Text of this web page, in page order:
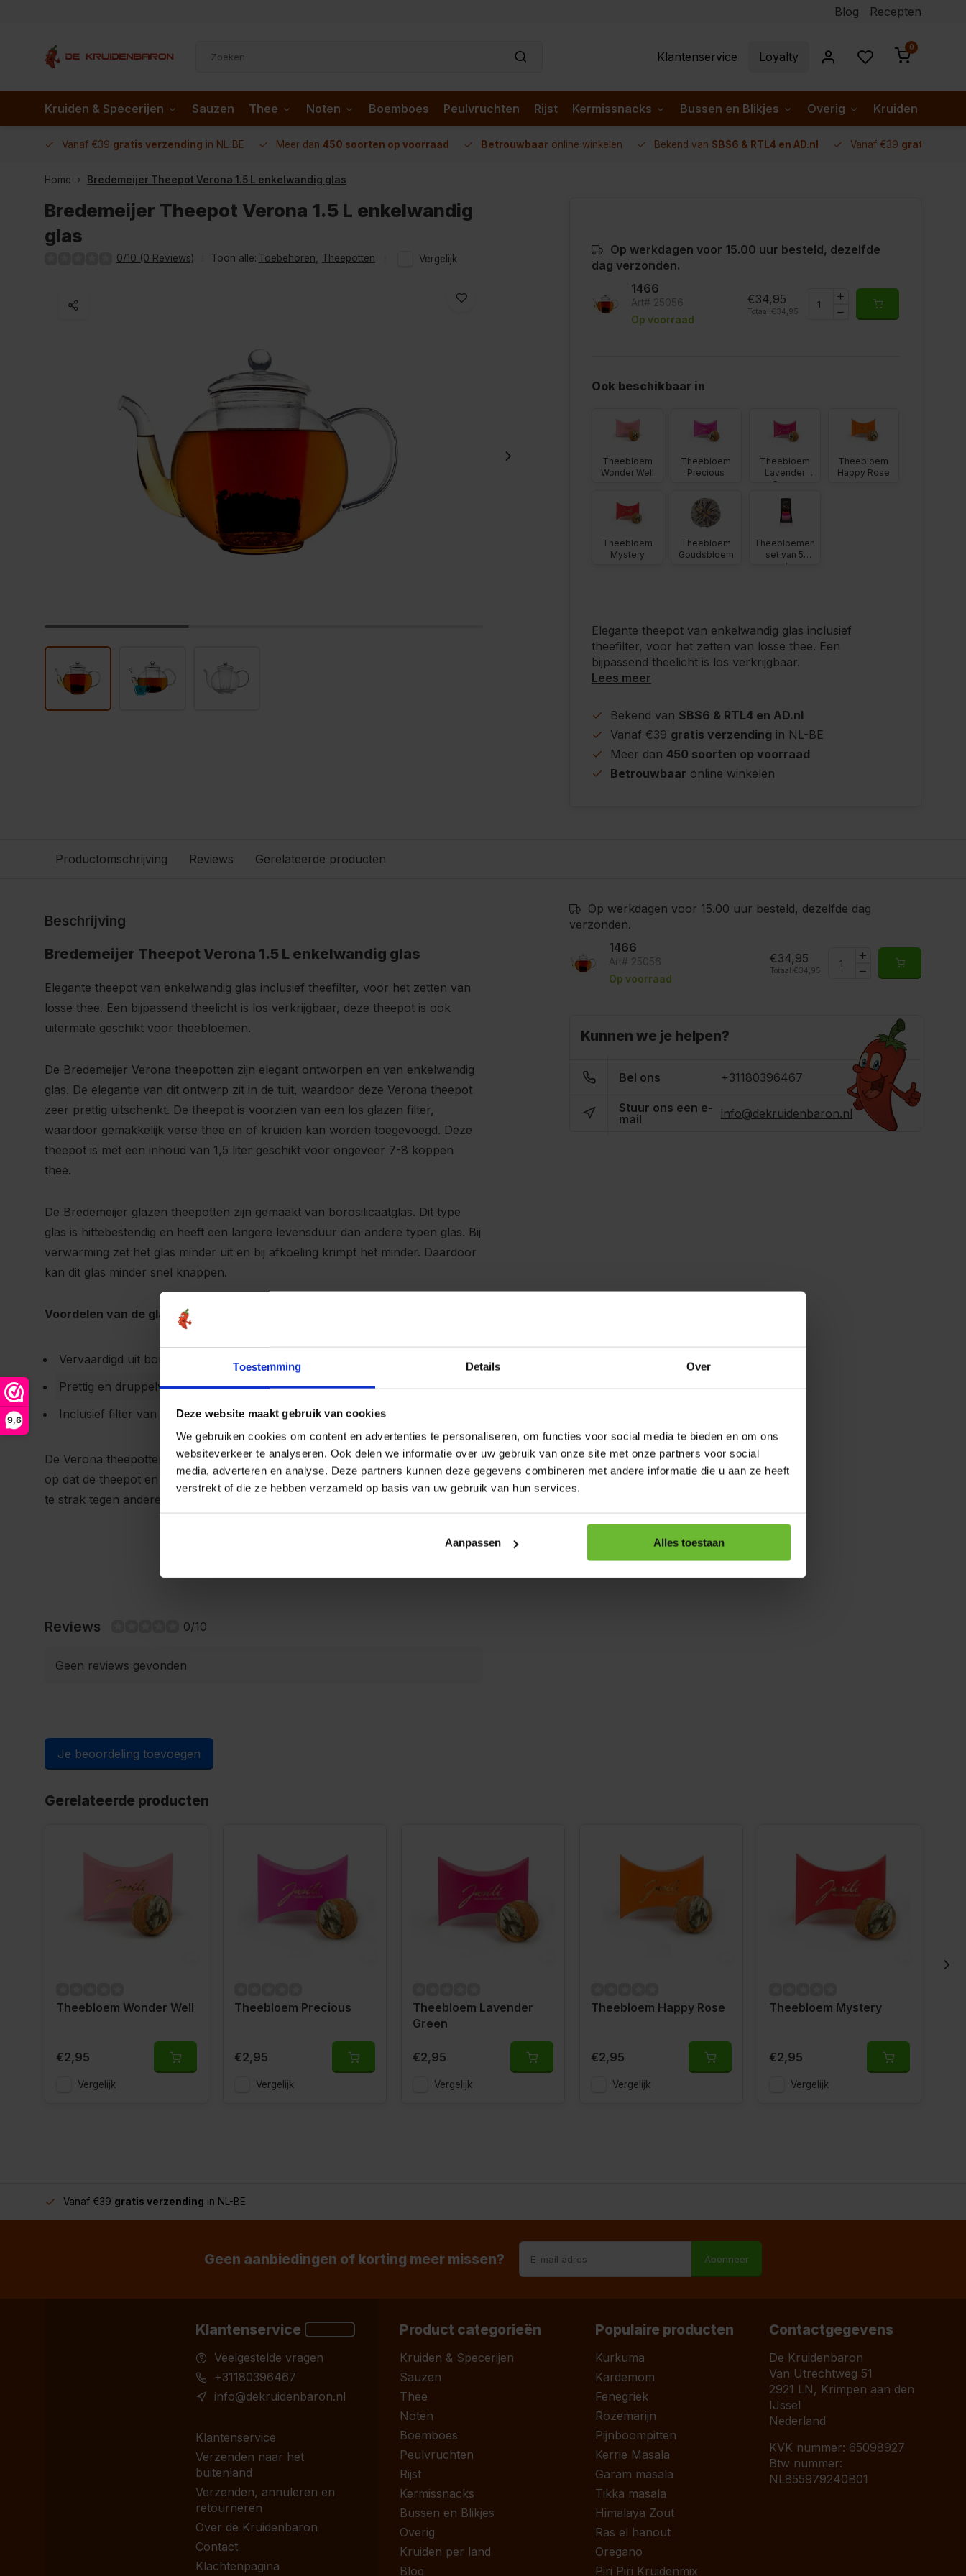
Toestemming Details Over
Deze website maakt gebruik van cookies
We gebruiken cookies om content en advertenties te personaliseren, om functies voor social media te bieden en om ons
websiteverkeer te analyseren. Ook delen we informatie over uw gebruik van onze site met onze partners voor social
media, adverteren en analyse. Deze partners kunnen deze gegevens combineren met andere informatie die u aan ze heeft
verstrekt of die ze hebben verzameld op basis van uw gebruik van hun services.
Aanpassen Alles toestaan
9,6
Blog Recepten
Klantenservice Loyalty
0
Kruiden & Specerijen Sauzen Thee Noten Boemboes Peulvruchten Rijst Kermissnacks Bussen en Blikjes Overig Kruiden per
Vanaf €39 gratis verzending in NL-BE Meer dan 450 soorten op voorraad Betrouwbaar online winkelen Bekend van SBS6 & RTL4 en AD.nl Vanaf €39 gratis
Home Bredemeijer Theepot Verona 1.5 L enkelwandig glas
Bredemeijer Theepot Verona 1.5 L enkelwandig
glas
0/10 (0 Reviews) Toon alle: Toebehoren Theepotten Vergelijk
Op werkdagen voor 15.00 uur besteld, dezelfde
dag verzonden.
1466
Art# 25056
Op voorraad
€34,95
Totaal: €34,95
Ook beschikbaar in
Theebloem
Wonder Well
Theebloem
Precious
Theebloem
Lavender
Green
Theebloem
Happy Rose
Theebloem
Mystery
Theebloem
Goudsbloem
Theebloemen
set van 5
smaken
Elegante theepot van enkelwandig glas inclusief
theefilter, voor het zetten van losse thee. Een
bijpassend theelicht is los verkrijgbaar.
Lees meer
Bekend van SBS6 & RTL4 en AD.nl
Vanaf €39 gratis verzending in NL-BE
Meer dan 450 soorten op voorraad
Betrouwbaar online winkelen
Productomschrijving Reviews Gerelateerde producten
Beschrijving
Bredemeijer Theepot Verona 1.5 L enkelwandig glas
Elegante theepot van enkelwandig glas inclusief theefilter, voor het zetten van
losse thee. Een bijpassend theelicht is los verkrijgbaar, deze theepot is ook
uitermate geschikt voor theebloemen.
De Bredemeijer Verona theepotten zijn elegant ontworpen en van enkelwandig
glas. De elegantie van dit ontwerp zit in de tuit, waardoor deze Verona theepot
zeer prettig uitschenkt. De theepot is voorzien van een los glazen filter,
waardoor gemakkelijk verse thee en of kruiden kan worden toegevoegd. Deze
theepot is met een inhoud van 1,5 liter geschikt voor ongeveer 7-8 koppen
thee.
De Bredemeijer glazen theepotten zijn gemaakt van borosilicaatglas. Dit type
glas is hittebestendig en heeft een langere levensduur dan andere typen glas. Bij
verwarming zet het glas minder uit en bij afkoeling krimpt het minder. Daardoor
kan dit glas minder snel knappen.
Voordelen van de glazen theepotten uit de Bredemeijer Solo serie:
Vervaardigd uit borosilicaatglas
Prettig en druppelvrij uitschenken
Inclusief filter van borosilicaatglas
De Verona theepotten en onderdelen zijn vaatwasmachinebestendig. Let er wel
op dat de theepot en onderdelen vrij van andere vaat staan. Op het moment dit
te strak tegen andere vaat aanstaat bestaat de mogelijkheid op beschadigingen.
Reviews 0/10
Geen reviews gevonden
Je beoordeling toevoegen
Op werkdagen voor 15.00 uur besteld, dezelfde dag
verzonden.
1466
Art# 25056
Op voorraad
€34,95
Totaal: €34,95
Kunnen we je helpen?
Bel ons +31180396467
Stuur ons een e-
mail
info@dekruidenbaron.nl
Gerelateerde producten
Theebloem Wonder Well
€2,95
Vergelijk
Theebloem Precious
€2,95
Vergelijk
Theebloem Lavender
Green
€2,95
Vergelijk
Theebloem Happy Rose
€2,95
Vergelijk
Theebloem Mystery
€2,95
Vergelijk
Vanaf €39 gratis verzending in NL-BE
Geen aanbiedingen of korting meer missen? Abonneer
Klantenservice
Veelgestelde vragen
+31180396467
info@dekruidenbaron.nl
Klantenservice
Verzenden naar het
buitenland
Verzenden, annuleren en
retourneren
Over de Kruidenbaron
Contact
Klachtenpagina
Product categorieën
Kruiden & Specerijen
Sauzen
Thee
Noten
Boemboes
Peulvruchten
Rijst
Kermissnacks
Bussen en Blikjes
Overig
Kruiden per land
Blog
Populaire producten
Kurkuma
Kardemom
Fenegriek
Rozemarijn
Pijnboompitten
Kerrie Masala
Garam masala
Tikka masala
Himalaya Zout
Ras el hanout
Oregano
Piri Piri Kruidenmix
Contactgegevens
De Kruidenbaron
Van Utrechtweg 51
2921 LN, Krimpen aan den
IJssel
Nederland
KVK nummer: 65098927
Btw nummer:
NL855979240B01